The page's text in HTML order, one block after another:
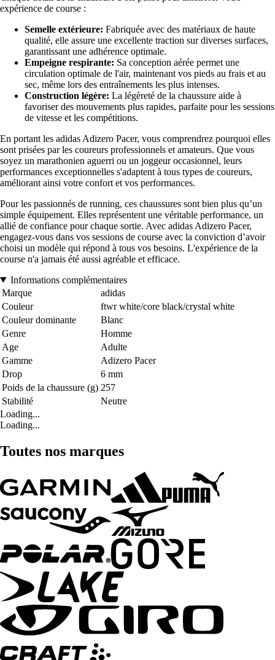
expérience de course :
Semelle extérieure: Fabriquée avec des matériaux de haute
qualité, elle assure une excellente traction sur diverses surfaces,
garantissant une adhérence optimale.
Empeigne respirante: Sa conception aérée permet une
circulation optimale de l'air, maintenant vos pieds au frais et au
sec, même lors des entraînements les plus intenses.
Construction légère: La légèreté de la chaussure aide à
favoriser des mouvements plus rapides, parfaite pour les sessions
de vitesse et les compétitions.
En portant les adidas Adizero Pacer, vous comprendrez pourquoi elles
sont prisées par les coureurs professionnels et amateurs. Que vous
soyez un marathonien aguerri ou un joggeur occasionnel, leurs
performances exceptionnelles s'adaptent à tous types de coureurs,
améliorant ainsi votre confort et vos performances.
Pour les passionnés de running, ces chaussures sont bien plus qu’un
simple équipement. Elles représentent une véritable performance, un
allié de confiance pour chaque sortie. Avec adidas Adizero Pacer,
engagez-vous dans vos sessions de course avec la conviction d’avoir
choisi un modèle qui répond à tous vos besoins. L'expérience de la
course n'a jamais été aussi agréable et efficace.
Informations complémentaires
Marque
adidas
Couleur
ftwr white/core black/crystal white
Couleur dominante
Blanc
Genre
Homme
Age
Adulte
Gamme
Adizero Pacer
Drop
6 mm
Poids de la chaussure (g) 257
Stabilité
Neutre
Loading...
Loading...
Toutes nos marques